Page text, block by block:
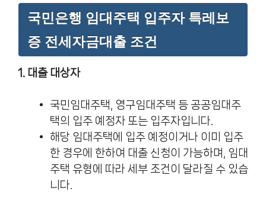
국민은행 임대주택 입주자 특레보
증 전세자금대출 조건
1. 대출 대상자
국민임대주택, 영구임대주택 등 공공임대주
택의 입주 예정자 또는 입주자입니다.
해당 임대주택에 입주 예정이거나 이미 입주
한 경우에 한하여 대출 신청이 가능하며, 임대
주택 유형에 따라 세부 조건이 달라질 수 있습
니다.